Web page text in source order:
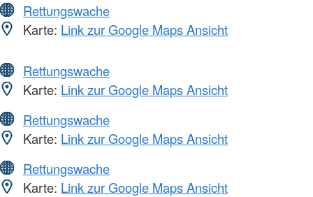
Rettungswache
Karte: Link zur Google Maps Ansicht
Rettungswache
Karte: Link zur Google Maps Ansicht
Rettungswache
Karte: Link zur Google Maps Ansicht
Rettungswache
Karte: Link zur Google Maps Ansicht